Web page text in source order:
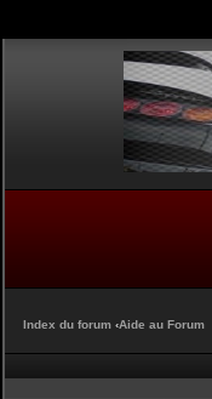
Index du forum ‹Aide au Forum